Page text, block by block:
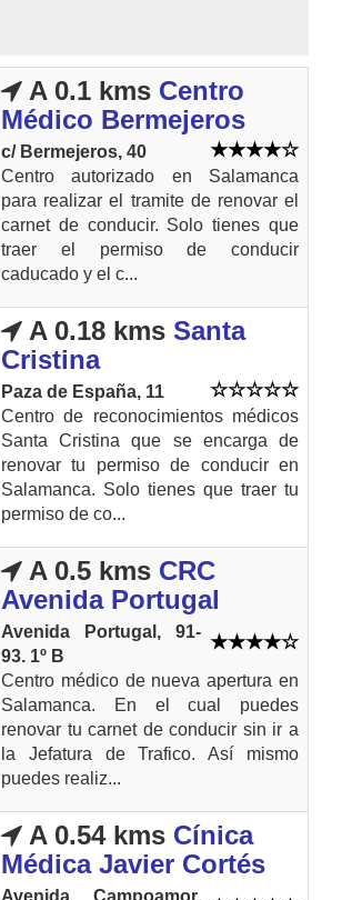
A 0.1 kms Centro
Médico Bermejeros
c/ Bermejeros, 40
Centro autorizado en Salamanca
para realizar el tramite de renovar el
carnet de conducir. Solo tienes que
traer el permiso de conducir
caducado y el c...
A 0.18 kms Santa
Cristina
Paza de España, 11
Centro de reconocimientos médicos
Santa Cristina que se encarga de
renovar tu permiso de conducir en
Salamanca. Solo tienes que traer tu
permiso de co...
A 0.5 kms CRC
Avenida Portugal
Avenida Portugal, 91-
93. 1º B
Centro médico de nueva apertura en
Salamanca. En el cual puedes
renovar tu carnet de conducir sin ir a
la Jefatura de Trafico. Así mismo
puedes realiz...
A 0.54 kms Cínica
Médica Javier Cortés
Avenida Campoamor,